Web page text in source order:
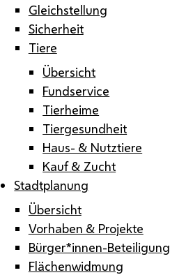
Gleichstellung
Sicherheit
Tiere
Übersicht
Fundservice
Tierheime
Tiergesundheit
Haus- & Nutztiere
Kauf & Zucht
Stadtplanung
Übersicht
Vorhaben & Projekte
Bürger*innen-Beteiligung
Flächenwidmung